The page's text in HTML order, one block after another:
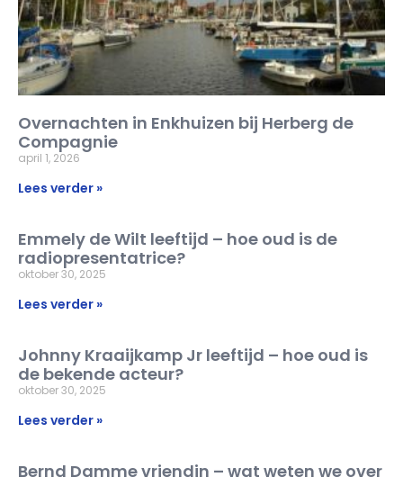
Overnachten in Enkhuizen bij Herberg de
Compagnie
april 1, 2026
Lees verder »
Emmely de Wilt leeftijd – hoe oud is de
radiopresentatrice?
oktober 30, 2025
Lees verder »
Johnny Kraaijkamp Jr leeftijd – hoe oud is
de bekende acteur?
oktober 30, 2025
Lees verder »
Bernd Damme vriendin – wat weten we over